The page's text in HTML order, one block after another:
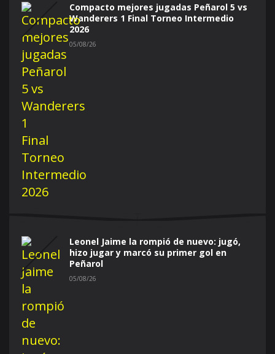
Compacto mejores jugadas Peñarol 5 vs
Wanderers 1 Final Torneo Intermedio
2026
05/08/26
Leonel Jaime la rompió de nuevo: jugó,
hizo jugar y marcó su primer gol en
Peñarol
05/08/26